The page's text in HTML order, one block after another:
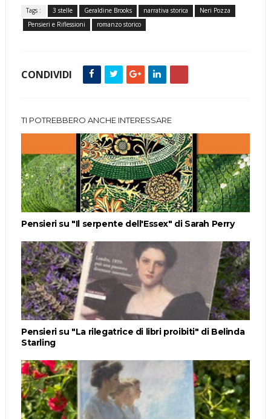
Tags : 3 stelle Geraldine Brooks narrativa storica
Neri Pozza
Pensieri e Riflessioni
romanzo storico
CONDIVIDI
TI POTREBBERO ANCHE INTERESSARE
Pensieri su "Il serpente dell'Essex" di Sarah Perry
Pensieri su "La rilegatrice di libri proibiti" di Belinda
Starling